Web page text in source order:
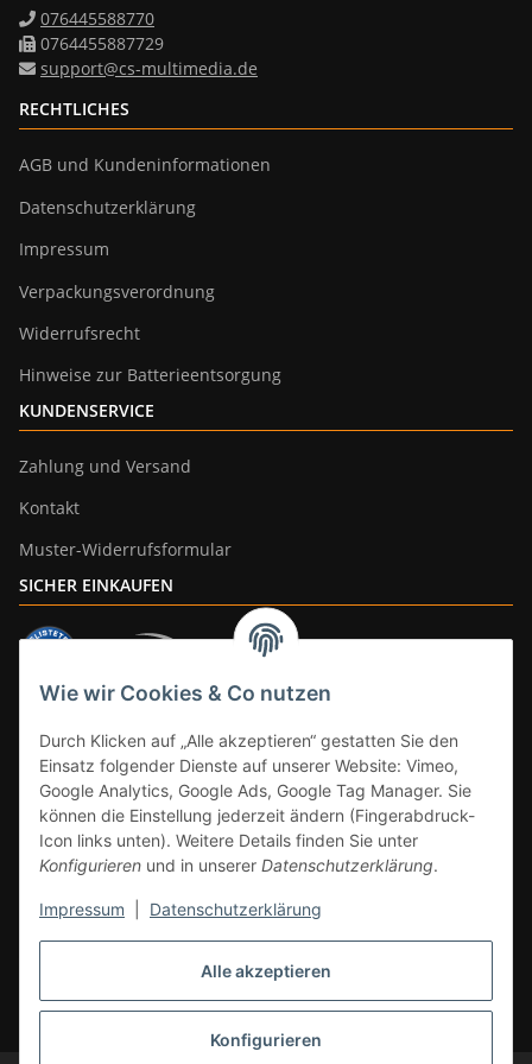
Alle akzeptieren
Konfigurieren
Wie wir Cookies & Co nutzen
Durch Klicken auf „Alle akzeptieren“ gestatten Sie den
Einsatz folgender Dienste auf unserer Website: Vimeo,
Google Analytics, Google Ads, Google Tag Manager. Sie
können die Einstellung jederzeit ändern (Fingerabdruck-
Icon links unten). Weitere Details finden Sie unter
Konfigurieren und in unserer Datenschutzerklärung.
Impressum Datenschutzerklärung
076445588770
0764455887729
support@cs-multimedia.de
RECHTLICHES
AGB und Kundeninformationen
Datenschutzerklärung
Impressum
Verpackungsverordnung
Widerrufsrecht
Hinweise zur Batterieentsorgung
KUNDENSERVICE
Zahlung und Versand
Kontakt
Muster-Widerrufsformular
SICHER EINKAUFEN
* Alle Preise inkl. gesetzlicher Mwst., zzgl.Versand
DE, gilt nicht für Großgeräte per Spedition). Artikel mit 0% MwSt. (gem. §